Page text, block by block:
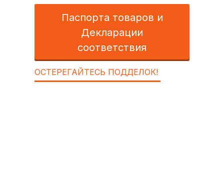
Паспорта товаров и
Декларации
соответствия
ОСТЕРЕГАЙТЕСЬ ПОДДЕЛОК!